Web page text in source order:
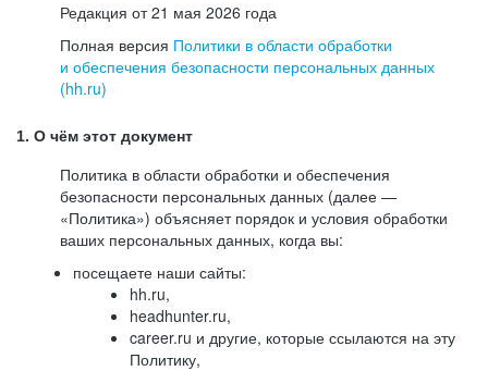
Редакция от 21 мая 2026 года
Полная версия Политики в области обработки
и обеспечения безопасности персональных данных
(hh.ru)
1. О чём этот документ
Политика в области обработки и обеспечения
безопасности персональных данных (далее —
«Политика») объясняет порядок и условия обработки
ваших персональных данных, когда вы:
посещаете наши сайты:
hh.ru,
headhunter.ru,
career.ru и другие, которые ссылаются на эту
Политику,